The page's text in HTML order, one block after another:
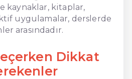
kaynaklar, kitaplar,
uygulamalar, derslerde
arasındadır.
Dikkat